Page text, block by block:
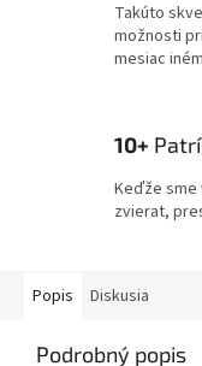
Takúto
možnosti
mesiac
10+
Keďže sme
zvierat,
Popis Diskusia
Podrobný popis